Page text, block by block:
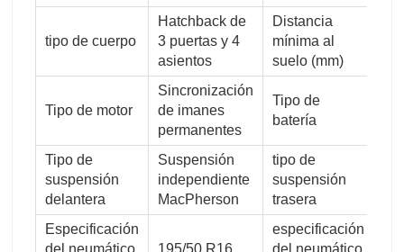
tipo de cuerpo
Hatchback de
3 puertas y 4
asientos
Distancia
mínima al
suelo (mm)
Tipo de motor
Sincronización
de imanes
permanentes
Tipo de
batería
Tipo de
suspensión
delantera
Suspensión
independiente
MacPherson
tipo de
suspensión
trasera
Especificación
del neumático
195/50 R16
especificación
del neumático